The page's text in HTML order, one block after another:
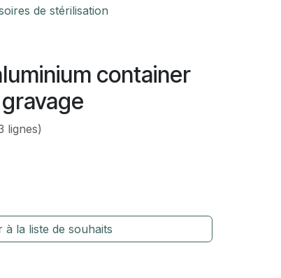
de stérilisation
container
lignes)
à la liste de souhaits